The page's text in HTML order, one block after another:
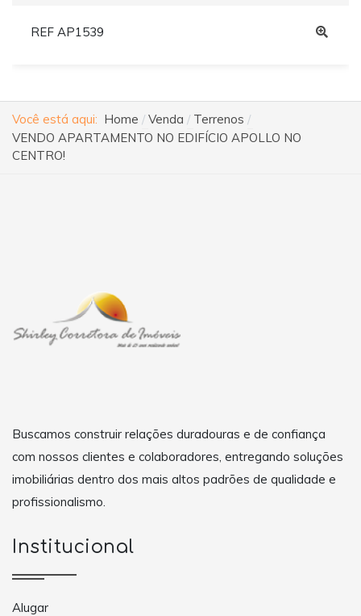
REF AP1539
Você está aqui: Home Venda
Terrenos
VENDO APARTAMENTO NO EDIFÍCIO APOLLO NO
CENTRO!
Buscamos construir relações duradouras e de confiança
com nossos clientes e colaboradores, entregando soluções
imobiliárias dentro dos mais altos padrões de qualidade e
profissionalismo.
Institucional
Alugar